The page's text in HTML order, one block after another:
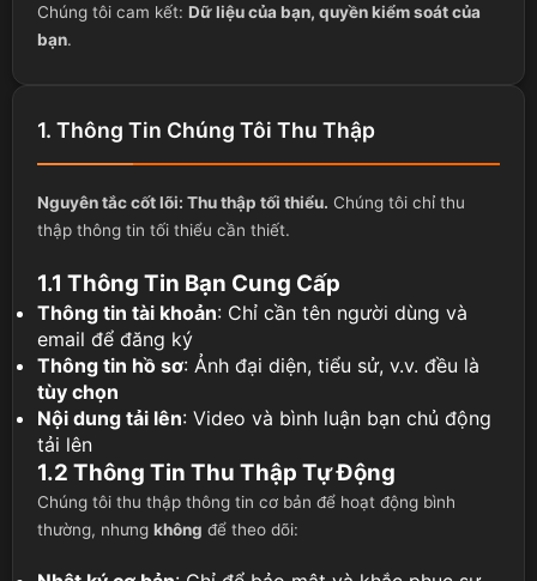
Chúng tôi cam kết: Dữ liệu của bạn, quyền kiểm soát của
bạn.
1. Thông Tin Chúng Tôi Thu Thập
Nguyên tắc cốt lõi: Thu thập tối thiểu. Chúng tôi chỉ thu
thập thông tin tối thiểu cần thiết.
1.1 Thông Tin Bạn Cung Cấp
Thông tin tài khoản: Chỉ cần tên người dùng và
email để đăng ký
Thông tin hồ sơ: Ảnh đại diện, tiểu sử, v.v. đều là
tùy chọn
Nội dung tải lên: Video và bình luận bạn chủ động
tải lên
1.2 Thông Tin Thu Thập Tự Động
Chúng tôi thu thập thông tin cơ bản để hoạt động bình
thường, nhưng không để theo dõi: